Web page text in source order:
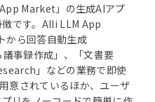
Market」の生成AIアプ
です。Alli LLM App
から回答自動生成
議事録作成」、「文書要
」などの業務で即使
意されているほか、ユーザ